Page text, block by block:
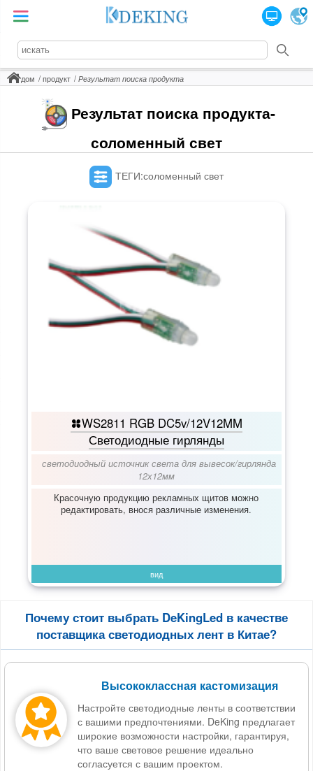
дом продукт Результат поиска продукта
Результат поиска продукта-
соломенный свет
ТЕГИ:соломенный свет
WS2811 RGB DC5v/12V12MM
Светодиодные гирлянды
светодиодный источник света для вывесок/гирлянда
12х12мм
Красочную продукцию рекламных щитов можно
редактировать, внося различные изменения.
вид
Почему стоит выбрать DeKingLed в качестве
поставщика светодиодных лент в Китае?
Высококлассная кастомизация
Настройте светодиодные ленты в соответствии
с вашими предпочтениями. DeKing предлагает
широкие возможности настройки, гарантируя,
что ваше световое решение идеально
согласуется с вашим проектом.